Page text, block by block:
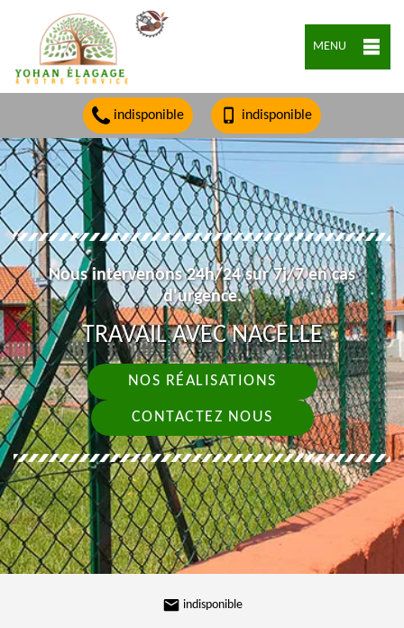
MENU
indisponible indisponible
Nous intervenons 24h/24 sur 7j/7 en cas
d'urgence.
TRAVAIL AVEC NACELLE
NOS RÉALISATIONS
CONTACTEZ NOUS
indisponible